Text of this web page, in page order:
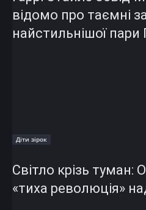
відомо про таємні
найстильнішої пари
Діти зірок
Світло крізь туман:
«тиха революція»